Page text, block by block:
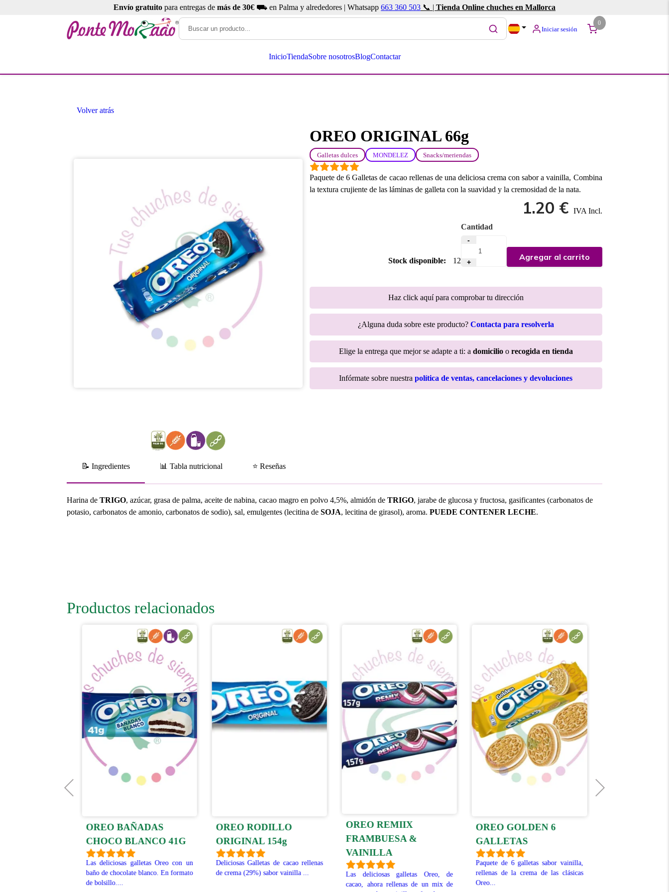
Envío gratuito para entregas de más de 30€ ⛟ en Palma y alrededores | Whatsapp 663 360 503 📞 | Tienda Online chuches en Mallorca
Iniciar sesión
0
InicioTiendaSobre nosotrosBlogContactar
Volver atrás
OREO ORIGINAL 66g
Galletas dulces MONDELEZ Snacks/meriendas
Paquete de 6 Galletas de cacao rellenas de una deliciosa crema con sabor a vainilla, Combina
la textura crujiente de las láminas de galleta con la suavidad y la cremosidad de la nata.
1.20 € IVA Incl.
Stock disponible: 12
Cantidad
-
+
Agregar al carrito
Haz click aquí para comprobar tu dirección
¿Alguna duda sobre este producto? Contacta para resolverla
Elige la entrega que mejor se adapte a ti: a domicilio o recogida en tienda
Infórmate sobre nuestrapolítica de ventas, cancelaciones y devoluciones
📝 Ingredientes 📊 Tabla nutricional ⭐ Reseñas
Harina deTRIGO, azúcar, grasa de palma, aceite de nabina, cacao magro en polvo 4,5%, almidón deTRIGO, jarabe de glucosa y fructosa, gasificantes (carbonatos de
potasio, carbonatos de amonio, carbonatos de sodio), sal, emulgentes (lecitina deSOJA, lecitina de girasol), aroma.PUEDE CONTENER LECHE.
Productos relacionados
OREO BAÑADAS
CHOCO BLANCO 41G
Las deliciosas galletas Oreo con un
baño de chocolate blanco. En formato
de bolsillo....
OREO RODILLO
ORIGINAL 154g
Deliciosas Galletas de cacao rellenas
de crema (29%) sabor vainilla ...
OREO REMIIX
FRAMBUESA &
VAINILLA
Las deliciosas galletas Oreo, de
cacao, ahora rellenas de un mix de
OREO GOLDEN 6
GALLETAS
Paquete de 6 galletas sabor vainilla,
rellenas de la crema de las clásicas
Oreo...